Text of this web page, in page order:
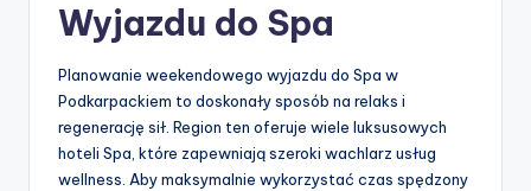
Wyjazdu do Spa
Planowanie weekendowego wyjazdu do Spa w
Podkarpackiem to doskonały sposób na relaks i
regenerację sił. Region ten oferuje wiele luksusowych
hoteli Spa, które zapewniają szeroki wachlarz usług
wellness. Aby maksymalnie wykorzystać czas spędzony